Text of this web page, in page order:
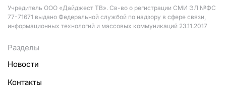
Учредитель ООО «Дайджест ТВ». Св-во о регистрации СМИ ЭЛ №ФС
77-71671 выдано Федеральной службой по надзору в сфере связи,
информационных технологий и массовых коммуникаций 23.11.2017
Разделы
Новости
Контакты